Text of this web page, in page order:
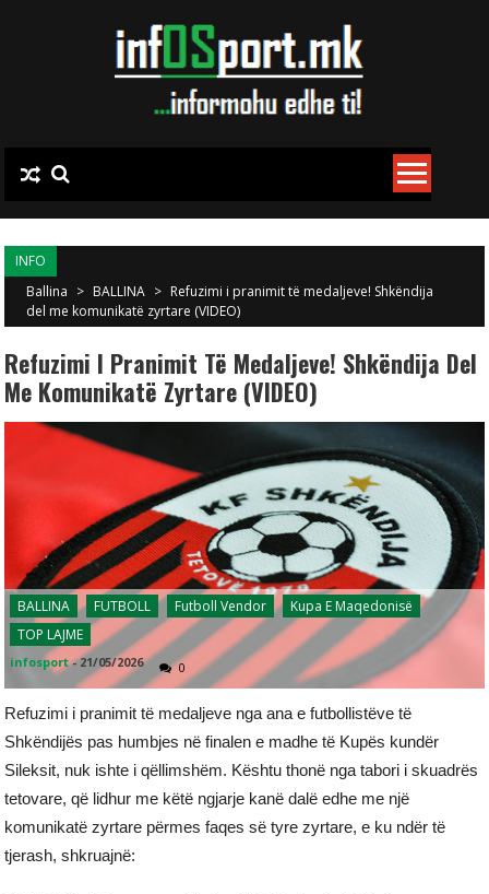
INFO
Ballina > BALLINA > Refuzimi i pranimit të medaljeve! Shkëndija
del me komunikatë zyrtare (VIDEO)
Refuzimi I Pranimit Të Medaljeve! Shkëndija Del
Me Komunikatë Zyrtare (VIDEO)
BALLINA FUTBOLL Futboll Vendor
Kupa E Maqedonisë
TOP LAJME
infosport -21/05/2026 0
Refuzimi i pranimit të medaljeve nga ana e futbollistëve të
Shkëndijës pas humbjes në finalen e madhe të Kupës kundër
Sileksit, nuk ishte i qëllimshëm. Kështu thonë nga tabori i skuadrës
tetovare, që lidhur me këtë ngjarje kanë dalë edhe me një
komunikatë zyrtare përmes faqes së tyre zyrtare, e ku ndër të
tjerash, shkruajnë: